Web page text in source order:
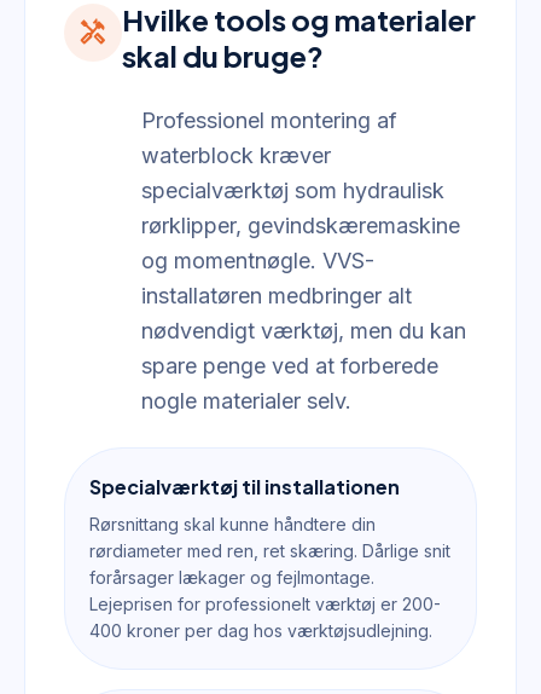
handyman Hvilke tools og materialer
skal du bruge?
Professionel montering af
waterblock kræver
specialværktøj som hydraulisk
rørklipper, gevindskæremaskine
og momentnøgle. VVS-
installatøren medbringer alt
nødvendigt værktøj, men du kan
spare penge ved at forberede
nogle materialer selv.
Specialværktøj til installationen
Rørsnittang skal kunne håndtere din
rørdiameter med ren, ret skæring. Dårlige snit
forårsager lækager og fejlmontage.
Lejeprisen for professionelt værktøj er 200-
400 kroner per dag hos værktøjsudlejning.